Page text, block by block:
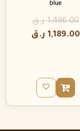
blue
1,486.00 ر.ق
1,189.00 ر.ق